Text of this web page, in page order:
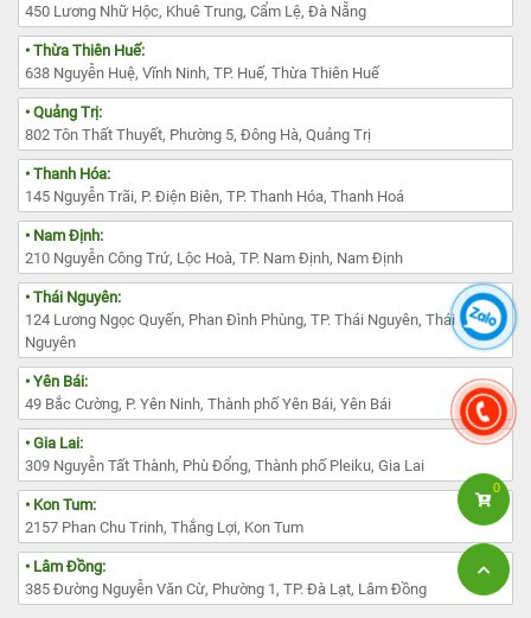
450 Lương Nhữ Hộc, Khuê Trung, Cẩm Lệ, Đà Nẵng
• Thừa Thiên Huế:
638 Nguyễn Huệ, Vĩnh Ninh, TP. Huế, Thừa Thiên Huế
• Quảng Trị:
802 Tôn Thất Thuyết, Phường 5, Đông Hà, Quảng Trị
• Thanh Hóa:
145 Nguyễn Trãi, P. Điện Biên, TP. Thanh Hóa, Thanh Hoá
• Nam Định:
210 Nguyễn Công Trứ, Lộc Hoà, TP. Nam Định, Nam Định
• Thái Nguyên:
124 Lương Ngọc Quyến, Phan Đình Phùng, TP. Thái Nguyên, Thái
Nguyên
• Yên Bái:
49 Bắc Cường, P. Yên Ninh, Thành phố Yên Bái, Yên Bái
• Gia Lai:
309 Nguyễn Tất Thành, Phù Đổng, Thành phố Pleiku, Gia Lai
• Kon Tum:
2157 Phan Chu Trinh, Thắng Lợi, Kon Tum
• Lâm Đồng:
385 Đường Nguyễn Văn Cừ, Phường 1, TP. Đà Lạt, Lâm Đồng
0